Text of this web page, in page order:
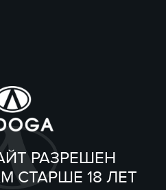
РАЗРЕШЕН
СТАРШЕ 18 ЛЕТ